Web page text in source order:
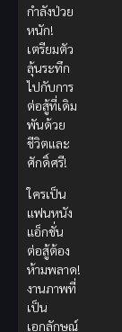
กำลังป่วย
หนัก!
เตรียมตัว
ลุ้นระทึก
ไปกับการ
ต่อสู้ที่เดิม
พันด้วย
ชีวิตและ
ศักดิ์ศรี!
ใครเป็น
แฟนหนัง
แอ็กชั่น
ต่อสู้ต้อง
ห้ามพลาด!
งานภาพที่
เป็น
เอกลักษณ์